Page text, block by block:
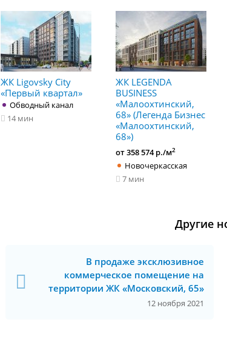
ЖК Ligovsky City
«Первый квартал»
Обводный канал
14 мин
ЖК LEGENDA
BUSINESS
«Малоохтинский,
68» (Легенда Бизнес
«Малоохтинский,
68»)
от 358 574 р./м2
Новочеркасская
7 мин
Другие
В продаже эксклюзивное
коммерческое помещение на
территории ЖК «Московский, 65»
12 ноября 2021